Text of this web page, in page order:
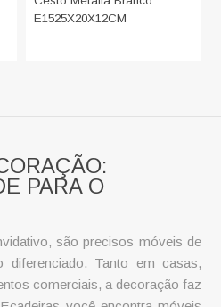
E1525X20X12CM
PARA O
são precisos móveis de
diferenciado. Tanto em casas,
comerciais, a decoração faz